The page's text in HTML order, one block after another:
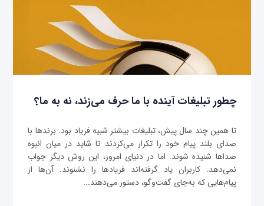
چطور تبلیغات آینده با ما حرف می‌زند، نه به ما؟
تا همین چند سال پیش، تبلیغات بیشتر شبیه فریاد بود. برندها با
صدای بلند پیام خود را تکرار می‌کردند تا شاید در میان انبوه
صداها شنیده شوند. اما در دنیای امروز، این روش دیگر جواب
نمی‌دهد. کاربران یاد گرفته‌اند فریادها را نشنوند. آن‌ها از
پیام‌هایی که به‌جای گفت‌وگو، دستور می‌دهند...